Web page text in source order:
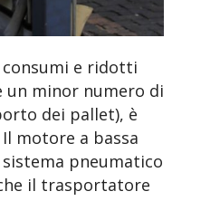
e ridotti
un minor numero di
dei pallet), è
motore a bassa
pneumatico
il trasportatore